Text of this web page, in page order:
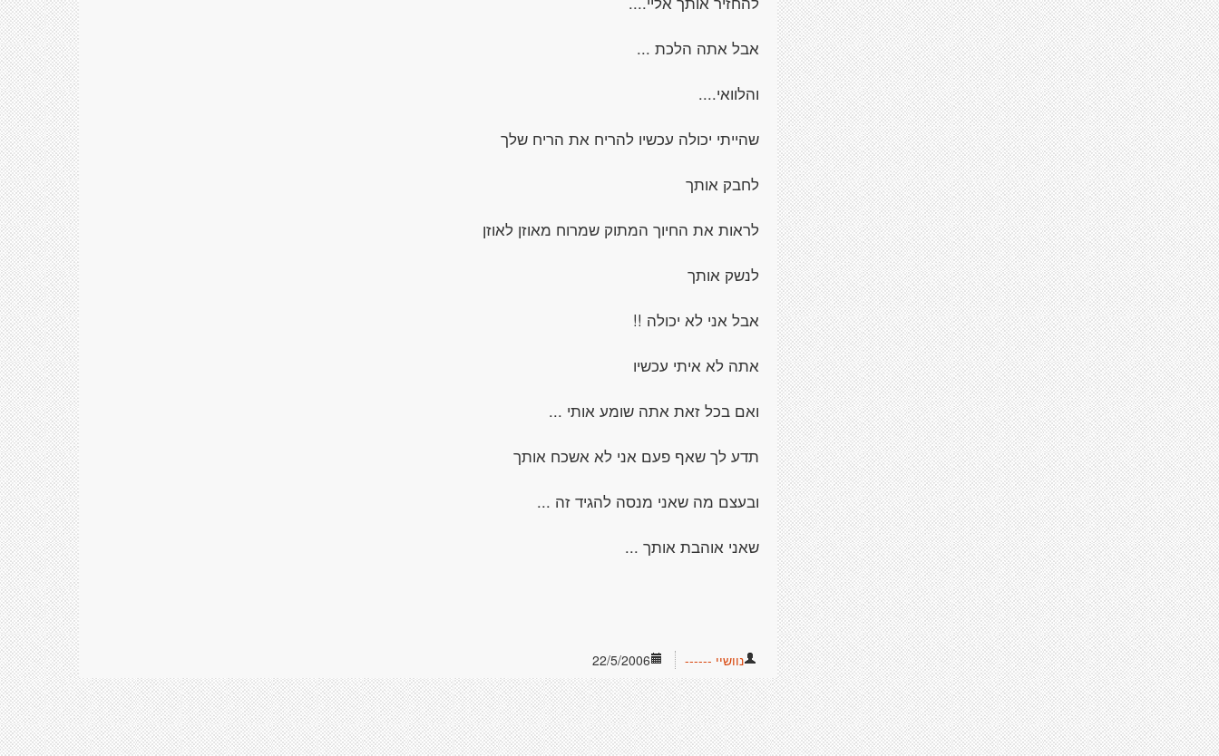
אבל אתה הלכת ...
והלוואי....
שהייתי יכולה עכשיו להריח את הריח שלך
לחבק אותך
לראות את החיוך המתוק שמרוח מאוזן לאוזן
לנשק אותך
אבל אני לא יכולה !!
אתה לא איתי עכשיו
ואם בכל זאת אתה שומע אותי ...
תדע לך שאף פעם אני לא אשכח אותך
ובעצם מה שאני מנסה להגיד זה ...
שאני אוהבת אותך ...
22/5/2006 נוושיי ------